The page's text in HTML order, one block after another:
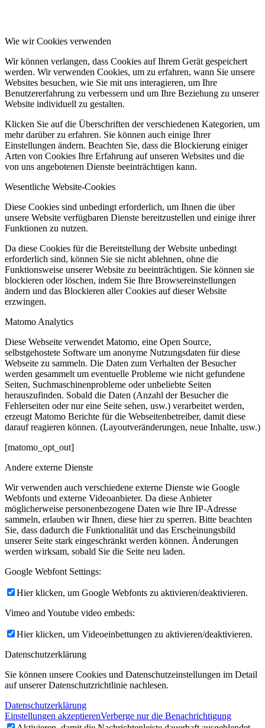
Wie wir Cookies verwenden
Wir können verlangen, dass Cookies auf Ihrem Gerät gespeichert
werden. Wir verwenden Cookies, um zu erfahren, wann Sie unsere
Websites besuchen, wie Sie mit uns interagieren, um Ihre
Benutzererfahrung zu verbessern und um Ihre Beziehung zu unserer
Website individuell zu gestalten.
Klicken Sie auf die Überschriften der verschiedenen Kategorien, um
mehr darüber zu erfahren. Sie können auch einige Ihrer
Einstellungen ändern. Beachten Sie, dass die Blockierung einiger
Arten von Cookies Ihre Erfahrung auf unseren Websites und die
von uns angebotenen Dienste beeinträchtigen kann.
Wesentliche Website-Cookies
Diese Cookies sind unbedingt erforderlich, um Ihnen die über
unsere Website verfügbaren Dienste bereitzustellen und einige ihrer
Funktionen zu nutzen.
Da diese Cookies für die Bereitstellung der Website unbedingt
erforderlich sind, können Sie sie nicht ablehnen, ohne die
Funktionsweise unserer Website zu beeinträchtigen. Sie können sie
blockieren oder löschen, indem Sie Ihre Browsereinstellungen
ändern und das Blockieren aller Cookies auf dieser Website
erzwingen.
Matomo Analytics
Diese Webseite verwendet Matomo, eine Open Source,
selbstgehostete Software um anonyme Nutzungsdaten für diese
Webseite zu sammeln. Die Daten zum Verhalten der Besucher
werden gesammelt um eventuelle Probleme wie nicht gefundene
Seiten, Suchmaschinenprobleme oder unbeliebte Seiten
herauszufinden. Sobald die Daten (Anzahl der Besucher die
Fehlerseiten oder nur eine Seite sehen, usw.) verarbeitet werden,
erzeugt Matomo Berichte für die Webseitenbetreiber, damit diese
darauf reagieren können. (Layoutveränderungen, neue Inhalte, usw.)
[matomo_opt_out]
Andere externe Dienste
Wir verwenden auch verschiedene externe Dienste wie Google
Webfonts und externe Videoanbieter. Da diese Anbieter
möglicherweise personenbezogene Daten wie Ihre IP-Adresse
sammeln, erlauben wir Ihnen, diese hier zu sperren. Bitte beachten
Sie, dass dadurch die Funktionalität und das Erscheinungsbild
unserer Seite stark eingeschränkt werden können. Änderungen
werden wirksam, sobald Sie die Seite neu laden.
Google Webfont Settings:
Hier klicken, um Google Webfonts zu aktivieren/deaktivieren.
Vimeo and Youtube video embeds:
Hier klicken, um Videoeinbettungen zu aktivieren/deaktivieren.
Datenschutzerklärung
Sie können unsere Cookies und Datenschutzeinstellungen im Detail
auf unserer Datenschutzrichtlinie nachlesen.
Datenschutzerklärung
Einstellungen akzeptierenVerberge nur die Benachrichtigung